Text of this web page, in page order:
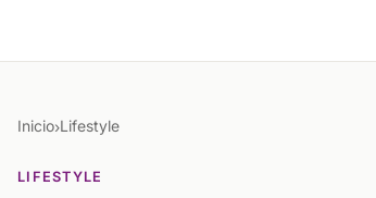
Inicio›Lifestyle
LIFESTYLE